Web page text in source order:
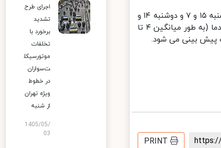
بیشینه و کمینه دمای هوای پایتخت امروز (جمعه) ۱۲ و ۶، شنبه ۱۳ و ۵، یکشنبه ۱۵ و ۷ و دوشنبه ۱۴ و
۶ درجه سانتیگراد خواهد بود و از امروز (جمعه) تا یکشنبه کاهش محسوس دما (به طور میانگین ۴ تا
PRINT
اجرای طرح
تشدید
برخورد با
تخلفات
موتورسیکل
ت‌سواران
در خطوط
ویژه تهران
از شنبه
1405/05/
03